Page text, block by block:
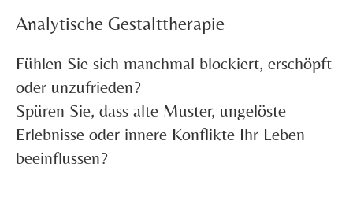
Analytische Gestalttherapie
Fühlen Sie sich manchmal blockiert, erschöpft
oder unzufrieden?
Spüren Sie, dass alte Muster, ungelöste
Erlebnisse oder innere Konflikte Ihr Leben
beeinflussen?